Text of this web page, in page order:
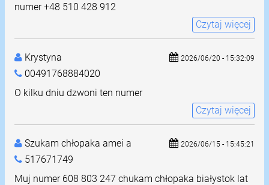
numer +48 510 428 912
Czytaj więcej
Krystyna
00491768884020
2026/06/20 - 15:32:09
O kilku dniu dzwoni ten numer
Czytaj więcej
Szukam chłopaka amei a
517671749
2026/06/15 - 15:45:21
Muj numer 608 803 247 chukam chłopaka białystok lat